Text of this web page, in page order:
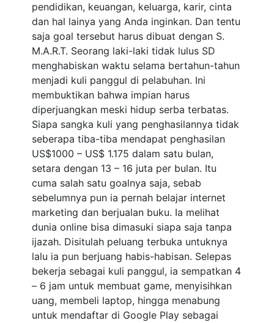
pendidikan, keuangan, keluarga, karir, cinta
dan hal lainya yang Anda inginkan. Dan tentu
saja goal tersebut harus dibuat dengan S.
M.A.R.T. Seorang laki-laki tidak lulus SD
menghabiskan waktu selama bertahun-tahun
menjadi kuli panggul di pelabuhan. Ini
membuktikan bahwa impian harus
diperjuangkan meski hidup serba terbatas.
Siapa sangka kuli yang penghasilannya tidak
seberapa tiba-tiba mendapat penghasilan
US$1000 – US$ 1.175 dalam satu bulan,
setara dengan 13 – 16 juta per bulan. Itu
cuma salah satu goalnya saja, sebab
sebelumnya pun ia pernah belajar internet
marketing dan berjualan buku. Ia melihat
dunia online bisa dimasuki siapa saja tanpa
ijazah. Disitulah peluang terbuka untuknya
lalu ia pun berjuang habis-habisan. Selepas
bekerja sebagai kuli panggul, ia sempatkan 4
– 6 jam untuk membuat game, menyisihkan
uang, membeli laptop, hingga menabung
untuk mendaftar di Google Play sebagai